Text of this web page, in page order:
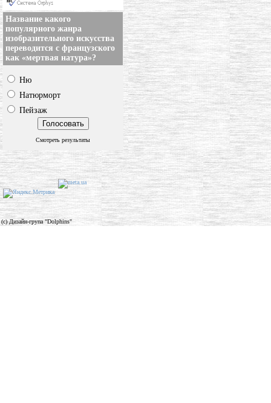
Название какого
популярного жанра
изобразительного искусства
переводится с французского
как «мертвая натура»?
Ню
Натюрморт
Пейзаж
Смотреть результаты
(c) Дизайн-група "Dolphins"